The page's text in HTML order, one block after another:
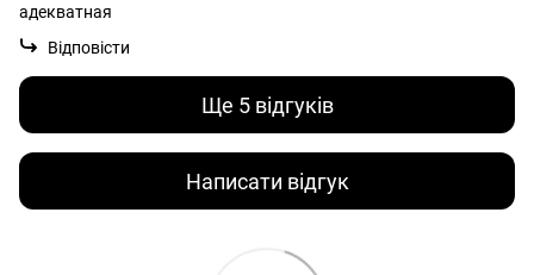
адекватная
Відповісти
Ще 5 відгуків
Написати відгук